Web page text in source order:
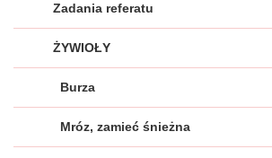
Zadania referatu
ŻYWIOŁY
Burza
Mróz, zamieć śnieżna